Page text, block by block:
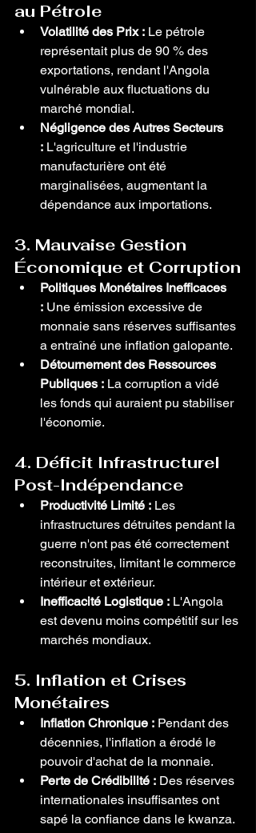
au Pétrole
Volatilité des Prix : Le pétrole
représentait plus de 90 % des
exportations, rendant l'Angola
vulnérable aux fluctuations du
marché mondial.
Négligence des Autres Secteurs
: L'agriculture et l'industrie
manufacturière ont été
marginalisées, augmentant la
dépendance aux importations.
3. Mauvaise Gestion
Économique et Corruption
Politiques Monétaires Inefficaces
: Une émission excessive de
monnaie sans réserves suffisantes
a entraîné une inflation galopante.
Détournement des Ressources
Publiques : La corruption a vidé
les fonds qui auraient pu stabiliser
l'économie.
4. Déficit Infrastructurel
Post-Indépendance
Productivité Limité : Les
infrastructures détruites pendant la
guerre n'ont pas été correctement
reconstruites, limitant le commerce
intérieur et extérieur.
Inefficacité Logistique : L'Angola
est devenu moins compétitif sur les
marchés mondiaux.
5. Inflation et Crises
Monétaires
Inflation Chronique : Pendant des
décennies, l'inflation a érodé le
pouvoir d'achat de la monnaie.
Perte de Crédibilité : Des réserves
internationales insuffisantes ont
sapé la confiance dans le kwanza.